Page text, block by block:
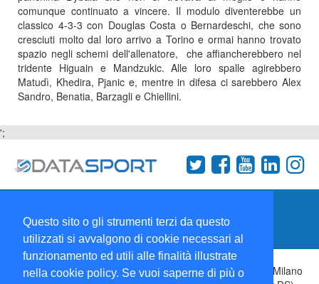
Questo sito o gli strumenti terzi da questo
utilizzati si avvalgono di cookie necessari al
funzionamento ed utili alle finalità illustrate
nella cookie policy. Se vuoi saperne di più o
comunque continuato a vincere. Il modulo diventerebbe un
classico 4-3-3 con Douglas Costa o Bernardeschi, che sono
cresciuti molto dal loro arrivo a Torino e ormai hanno trovato
spazio negli schemi dell'allenatore, che affiancherebbero nel
tridente Higuain e Mandzukic. Alle loro spalle agirebbero
Matudì, Khedira, Pjanic e, mentre in difesa ci sarebbero Alex
Sandro, Benatia, Barzagli e Chiellini.
';
Collabora con noi
Copyright 1995-2026 © Wise Srl Via Palmanova 8 20132 Milano